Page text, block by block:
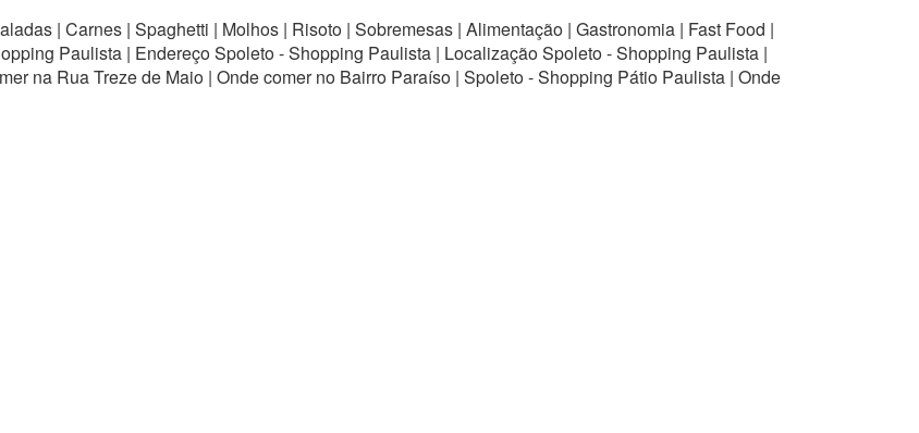
| Carnes | Spaghetti | Molhos | Risoto | Sobremesas | Alimentação | Gastronomia | Fast Food |
Paulista | Endereço Spoleto - Shopping Paulista | Localização Spoleto - Shopping Paulista |
na Rua Treze de Maio | Onde comer no Bairro Paraíso | Spoleto - Shopping Pátio Paulista | Onde